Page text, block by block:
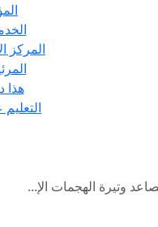
المركز
هذا
وتيرة الهجمات الإ...